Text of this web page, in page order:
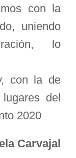
con la
uniendo
lo
con la de
del
2020
Carvajal